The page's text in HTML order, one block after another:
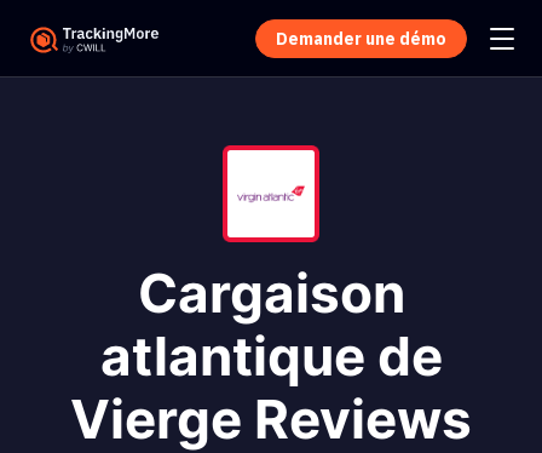
Demander une démo
Cargaison
atlantique de
Vierge Reviews